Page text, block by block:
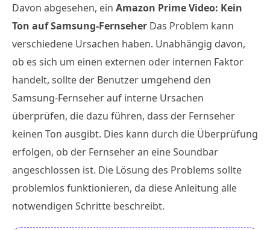
Davon abgesehen, ein Amazon Prime Video: Kein
Ton auf Samsung-Fernseher Das Problem kann
verschiedene Ursachen haben. Unabhängig davon,
ob es sich um einen externen oder internen Faktor
handelt, sollte der Benutzer umgehend den
Samsung-Fernseher auf interne Ursachen
überprüfen, die dazu führen, dass der Fernseher
keinen Ton ausgibt. Dies kann durch die Überprüfung
erfolgen, ob der Fernseher an eine Soundbar
angeschlossen ist. Die Lösung des Problems sollte
problemlos funktionieren, da diese Anleitung alle
notwendigen Schritte beschreibt.